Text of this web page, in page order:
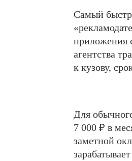
Самый
приложения
агентства
к кузову,
Для
7 000 ₽ в
заметной